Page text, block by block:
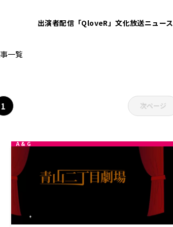
出演者配信「QloveR」文化放送ニュース
志夫
一覧
1 次ページ